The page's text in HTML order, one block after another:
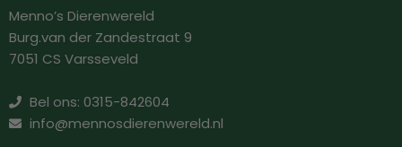
Menno’s Dierenwereld
Burg.van der Zandestraat 9
7051 CS Varsseveld
Bel ons: 0315-842604
info@mennosdierenwereld.nl